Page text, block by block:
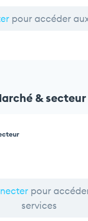
pour accéder
& secteur
pour
services